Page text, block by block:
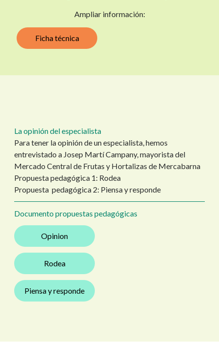
Ampliar información:
Ficha técnica
La opinión del especialista
Para tener la opinión de un especialista, hemos
entrevistado a Josep Martí Campany, mayorista del
Mercado Central de Frutas y Hortalizas de Mercabarna
Propuesta pedagógica 1: Rodea
Propuesta pedagógica 2: Piensa y responde
Documento propuestas pedagógicas
Opinion
Rodea
Piensa y responde